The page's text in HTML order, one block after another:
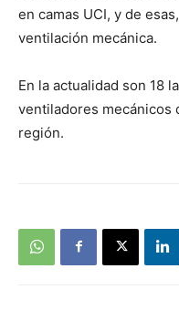
en camas UCI, y de
ventilación mecánica.
En la actualidad son 18
ventiladores mecánicos
región.